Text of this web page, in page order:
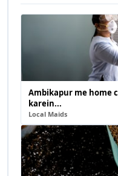
Ambikapur me home
karein...
Local Maids